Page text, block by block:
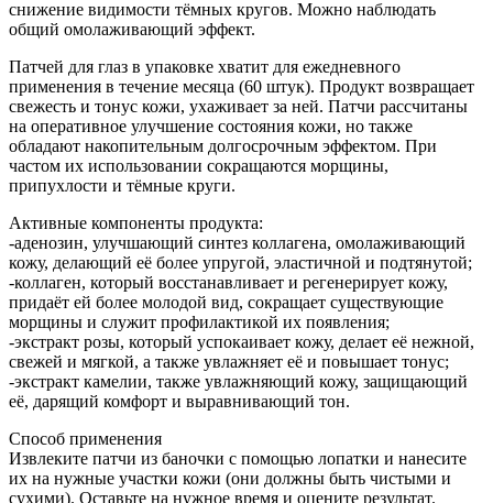
снижение видимости тёмных кругов. Можно наблюдать
общий омолаживающий эффект.
Патчей для глаз в упаковке хватит для ежедневного
применения в течение месяца (60 штук). Продукт возвращает
свежесть и тонус кожи, ухаживает за ней. Патчи рассчитаны
на оперативное улучшение состояния кожи, но также
обладают накопительным долгосрочным эффектом. При
частом их использовании сокращаются морщины,
припухлости и тёмные круги.
Активные компоненты продукта:
-аденозин, улучшающий синтез коллагена, омолаживающий
кожу, делающий её более упругой, эластичной и подтянутой;
-коллаген, который восстанавливает и регенерирует кожу,
придаёт ей более молодой вид, сокращает существующие
морщины и служит профилактикой их появления;
-экстракт розы, который успокаивает кожу, делает её нежной,
свежей и мягкой, а также увлажняет её и повышает тонус;
-экстракт камелии, также увлажняющий кожу, защищающий
её, дарящий комфорт и выравнивающий тон.
Способ применения
Извлеките патчи из баночки с помощью лопатки и нанесите
их на нужные участки кожи (они должны быть чистыми и
сухими). Оставьте на нужное время и оцените результат.